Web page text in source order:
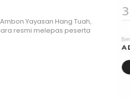
Yayasan Hang Tuah,
resmi melepas peserta